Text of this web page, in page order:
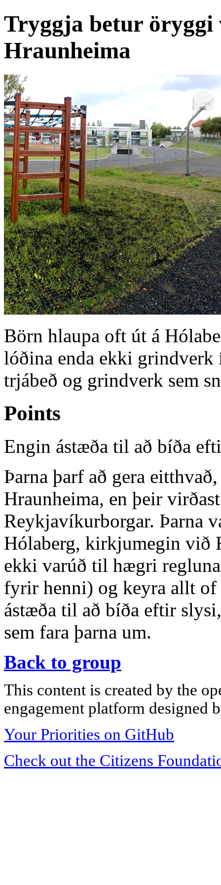
Tryggja betur
Hraunheima
Börn hlaupa oft út á
lóðina enda ekki grindverk
trjábeð og grindverk sem
Points
Engin ástæða til að bíða
Þarna þarf að gera
Hraunheima, en þeir
Reykjavíkurborgar. Þarna
Hólaberg, kirkjumegin við
ekki varúð til hægri
fyrir henni) og keyra allt
ástæða til að bíða eftir
sem fara þarna um.
Back to group
This content is created by the
engagement platform designed
Your Priorities on GitHub
Check out the Citizens